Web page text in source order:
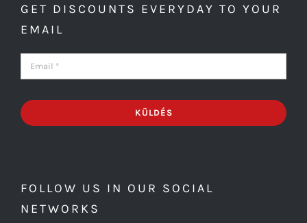
GET DISCOUNTS EVERYDAY TO YOUR
EMAIL
KÜLDÉS
FOLLOW US IN OUR SOCIAL
NETWORKS